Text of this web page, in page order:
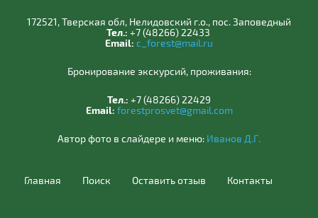
172521, Тверская обл, Нелидовский г.о., пос. Заповедный
Тел.: +7 (48266) 22433
Email: c_forest@mail.ru
Бронирование экскурсий, проживания:
Тел.: +7 (48266) 22429
Email: forestprosvet@gmail.com
Автор фото в слайдере и меню: Иванов Д.Г.
Главная Поиск Оставить отзыв Контакты